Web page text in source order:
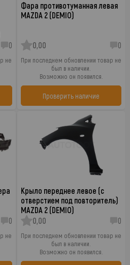
0
не
Фара противотуманная левая
MAZDA 2 (DEMIO)
0,00 0
При последнем обновлении товар не
был в наличии.
Возможно он появился.
Проверить наличие
0
не
Крыло переднее левое (с
отверстием под повторитель)
MAZDA 2 (DEMIO)
0,00
0
При последнем обновлении товар не
был в наличии.
Возможно он появился.